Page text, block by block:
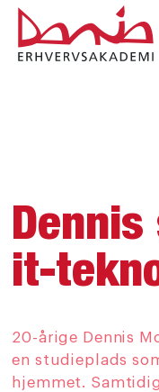
DEL SIDEN
it-
20-årige Dennis
en studieplads
hjemmet.